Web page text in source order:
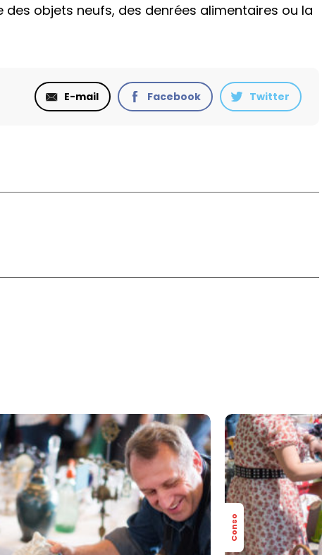
des objets neufs, des denrées alimentaires ou la
E-mail Facebook Twitter
Conso